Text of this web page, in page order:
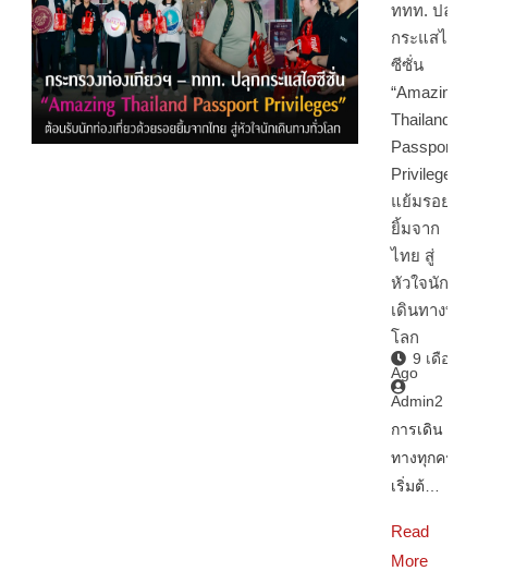
ททท. ปลุก
กระแสไฮ
ซีซั่น
“Amazing
Thailand
Passport
Privileges”
แย้มรอย
ยิ้มจาก
ไทย สู่
หัวใจนัก
เดินทางทั่ว
โลก
9 เดือน
Ago
Admin2
การเดิน
ทางทุกครั้ง
เริ่มต้…
Read
More